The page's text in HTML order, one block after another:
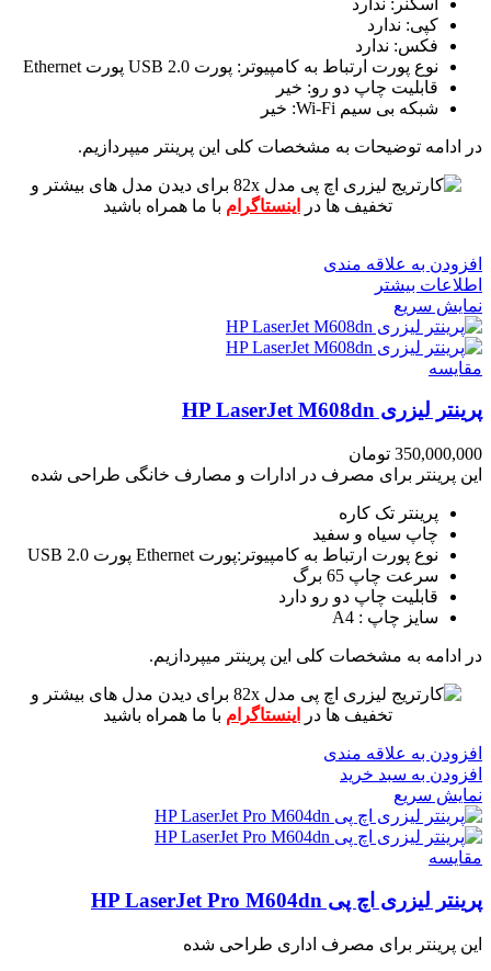
کپی: ندارد
فکس: ندارد
نوع پورت ارتباط به کامپیوتر: پورت USB 2.0 پورت Ethernet
قابلیت چاپ دو رو: خیر
شبکه بی سیم Wi-Fi: خیر
در ادامه توضیحات به مشخصات کلی این پرینتر میپردازیم.
برای دیدن مدل های بیشتر و
تخفیف ها در
اینستاگرام با ما همراه باشید
افزودن به علاقه مندی
اطلاعات بیشتر
نمایش سریع
مقايسه
پرینتر لیزری HP LaserJet M608dn
350,000,000 تومان
این پرینتر برای مصرف در ادارات و مصارف خانگی طراحی شده
پرینتر تک کاره
چاپ سیاه و سفید
نوع پورت ارتباط به کامپیوتر:پورت Ethernet پورت USB 2.0
سرعت چاپ 65 برگ
قابلیت چاپ دو رو دارد
سایز چاپ : A4
در ادامه به مشخصات کلی این پرینتر میپردازیم.
برای دیدن مدل های بیشتر و
تخفیف ها در
اینستاگرام با ما همراه باشید
افزودن به علاقه مندی
افزودن به سبد خرید
نمایش سریع
مقايسه
پرینتر لیزری اچ پی HP LaserJet Pro M604dn
این پرینتر برای مصرف اداری طراحی شده